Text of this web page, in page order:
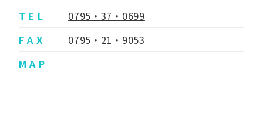
T E L
0795・37・0699
F A X
0795・21・9053
M A P